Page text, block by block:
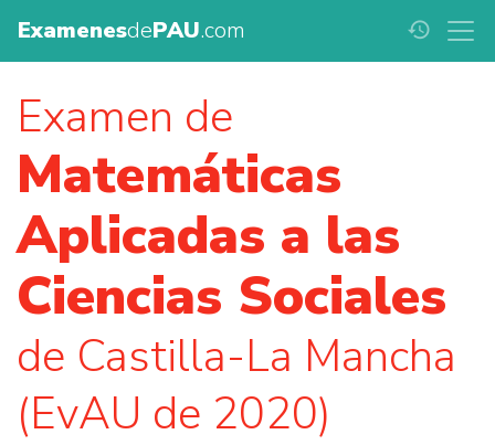
ExamenesdePAU.com history
Examen de
Matemáticas
Aplicadas a las
Ciencias Sociales
de Castilla-La Mancha
(EvAU de 2020)